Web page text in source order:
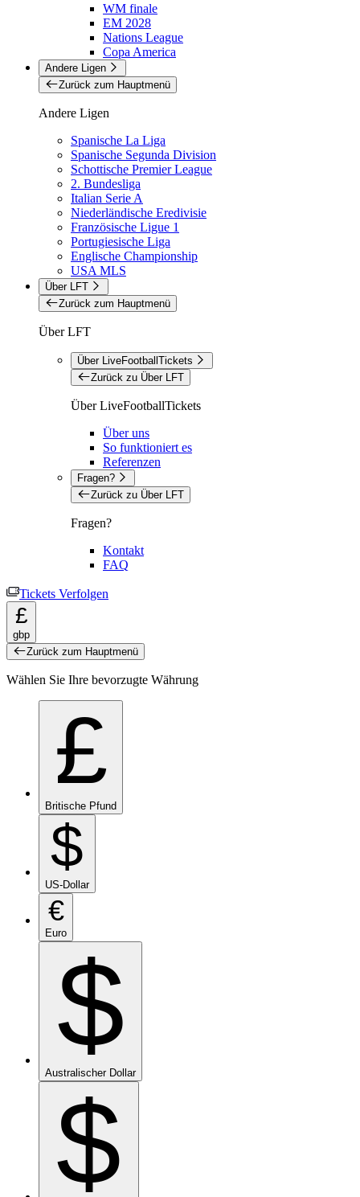
WM finale
EM 2028
Nations League
Copa America
Andere Ligen
Zurück zum Hauptmenü
Andere Ligen
Spanische La Liga
Spanische Segunda Division
Schottische Premier League
2. Bundesliga
Italian Serie A
Niederländische Eredivisie
Französische Ligue 1
Portugiesische Liga
Englische Championship
USA MLS
Über LFT
Zurück zum Hauptmenü
Über LFT
Über LiveFootballTickets
Zurück zu Über LFT
Über LiveFootballTickets
Über uns
So funktioniert es
Referenzen
Fragen?
Zurück zu Über LFT
Fragen?
Kontakt
FAQ
Tickets Verfolgen
£
gbp
Zurück zum Hauptmenü
Wählen Sie Ihre bevorzugte Währung
£
Britische Pfund
$
US-Dollar
€
Euro
$
Australischer Dollar
$